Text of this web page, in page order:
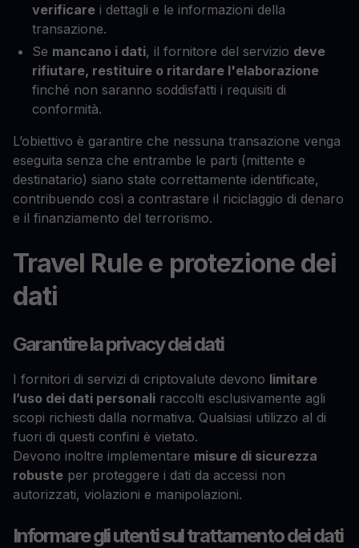
verificare i dettagli e le informazioni della
transazione.
Se mancano i dati, il fornitore del servizio deve
rifiutare, restituire o ritardare l'elaborazione
finché non saranno soddisfatti i requisiti di
conformità.
L’obiettivo è garantire che nessuna transazione venga
eseguita senza che entrambe le parti (mittente e
destinatario) siano state correttamente identificate,
contribuendo così a contrastare il riciclaggio di denaro
e il finanziamento del terrorismo.
Travel Rule e protezione dei
dati
Garantire la privacy dei dati
I fornitori di servizi di criptovalute devono limitare
l’uso dei dati personali raccolti esclusivamente agli
scopi richiesti dalla normativa. Qualsiasi utilizzo al di
fuori di questi confini è vietato.
Devono inoltre implementare misure di sicurezza
robuste per proteggere i dati da accessi non
autorizzati, violazioni e manipolazioni.
Informare gli utenti sul trattamento dei dati